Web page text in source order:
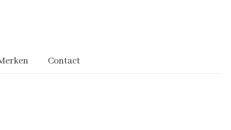
Contact